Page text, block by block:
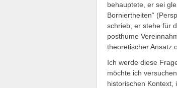
behauptete, er sei
Borniertheiten“
schrieb, er stehe für
posthume
theoretischer Ansatz
Ich werde diese
möchte ich
historischen Kontext,